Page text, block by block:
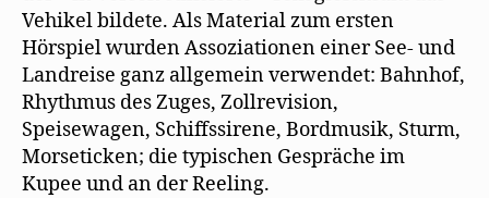
Vehikel bildete. Als Material zum ersten
Hörspiel wurden Assoziationen einer See- und
Landreise ganz allgemein verwendet: Bahnhof,
Rhythmus des Zuges, Zollrevision,
Speisewagen, Schiffssirene, Bordmusik, Sturm,
Morseticken; die typischen Gespräche im
Kupee und an der Reeling.